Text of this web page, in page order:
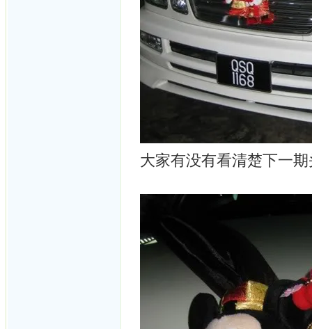
大家有没有看清楚下一